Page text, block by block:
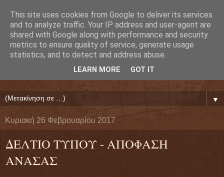
Ευάγγελος Κρητικός
ΠΡΟΕΔΡΟΣ ΕΘΝΙΚΗΣ ΟΜΟΣΠΟΝΔΙΑΣ ΔΑΝΕΙΟΛΗΠΤΩΝ
▼
Κυριακή 26 Φεβρουαρίου 2017
ΔΕΛΤΙΟ ΤΥΠΟΥ - ΑΠΟΦΑΣΗ
ΑΝΑΣΑΣ
This site uses cookies from Google to deliver its services
and to analyze traffic. Your IP address and user-agent are
shared with Google along with performance and security
metrics to ensure quality of service, generate usage
statistics, and to detect and address abuse.
LEARN MORE GOT IT